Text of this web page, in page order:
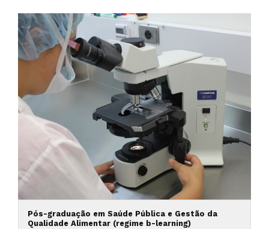
Pós-graduação em Saúde Pública e Gestão da
Qualidade Alimentar (regime b-learning)